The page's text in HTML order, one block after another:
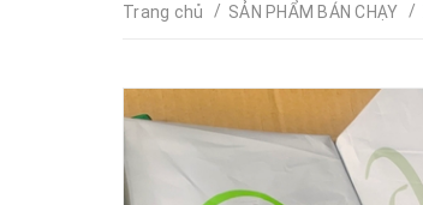
Trang chủ / SẢN PHẨM BÁN CHẠY /